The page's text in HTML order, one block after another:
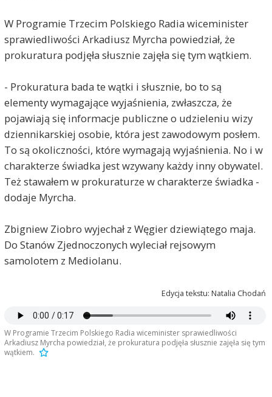
W Programie Trzecim Polskiego Radia wiceminister
sprawiedliwości Arkadiusz Myrcha powiedział, że
prokuratura podjęła słusznie zajęła się tym wątkiem.
- Prokuratura bada te wątki i słusznie, bo to są
elementy wymagające wyjaśnienia, zwłaszcza, że
pojawiają się informacje publiczne o udzieleniu wizy
dziennikarskiej osobie, która jest zawodowym posłem.
To są okoliczności, które wymagają wyjaśnienia. No i w
charakterze świadka jest wzywany każdy inny obywatel.
Też stawałem w prokuraturze w charakterze świadka -
dodaje Myrcha.
Zbigniew Ziobro wyjechał z Węgier dziewiątego maja.
Do Stanów Zjednoczonych wyleciał rejsowym
samolotem z Mediolanu.
Edycja tekstu: Natalia Chodań
W Programie Trzecim Polskiego Radia wiceminister sprawiedliwości
Arkadiusz Myrcha powiedział, że prokuratura podjęła słusznie zajęła się tym
wątkiem.